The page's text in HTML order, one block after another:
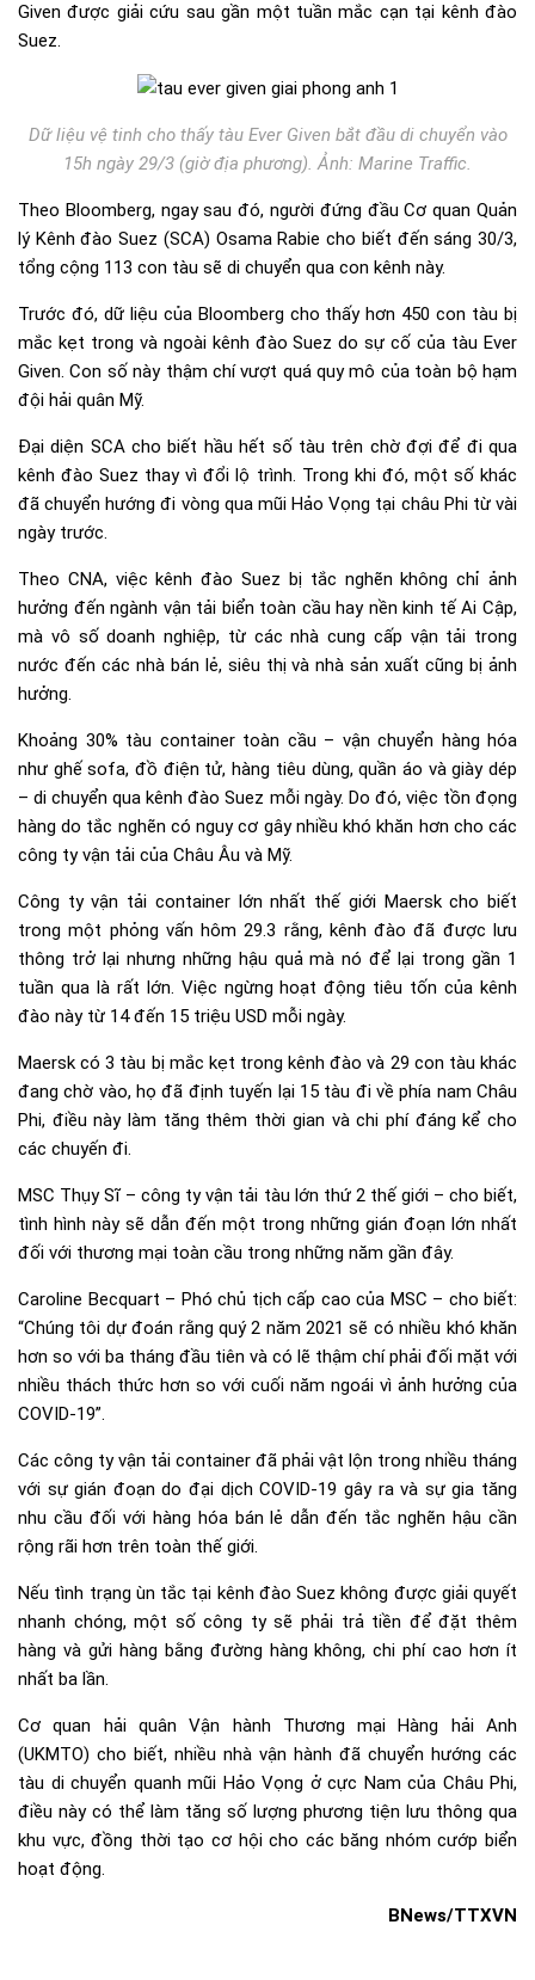
Given được giải cứu sau gần một tuần mắc cạn tại kênh đào
Suez.
Dữ liệu vệ tinh cho thấy tàu Ever Given bắt đầu di chuyển vào
15h ngày 29/3 (giờ địa phương). Ảnh: Marine Traffic.
Theo Bloomberg, ngay sau đó, người đứng đầu Cơ quan Quản
lý Kênh đào Suez (SCA) Osama Rabie cho biết đến sáng 30/3,
tổng cộng 113 con tàu sẽ di chuyển qua con kênh này.
Trước đó, dữ liệu của Bloomberg cho thấy hơn 450 con tàu bị
mắc kẹt trong và ngoài kênh đào Suez do sự cố của tàu Ever
Given. Con số này thậm chí vượt quá quy mô của toàn bộ hạm
đội hải quân Mỹ.
Đại diện SCA cho biết hầu hết số tàu trên chờ đợi để đi qua
kênh đào Suez thay vì đổi lộ trình. Trong khi đó, một số khác
đã chuyển hướng đi vòng qua mũi Hảo Vọng tại châu Phi từ vài
ngày trước.
Theo CNA, việc kênh đào Suez bị tắc nghẽn không chỉ ảnh
hưởng đến ngành vận tải biển toàn cầu hay nền kinh tế Ai Cập,
mà vô số doanh nghiệp, từ các nhà cung cấp vận tải trong
nước đến các nhà bán lẻ, siêu thị và nhà sản xuất cũng bị ảnh
hưởng.
Khoảng 30% tàu container toàn cầu – vận chuyển hàng hóa
như ghế sofa, đồ điện tử, hàng tiêu dùng, quần áo và giày dép
– di chuyển qua kênh đào Suez mỗi ngày. Do đó, việc tồn đọng
hàng do tắc nghẽn có nguy cơ gây nhiều khó khăn hơn cho các
công ty vận tải của Châu Âu và Mỹ.
Công ty vận tải container lớn nhất thế giới Maersk cho biết
trong một phỏng vấn hôm 29.3 rằng, kênh đào đã được lưu
thông trở lại nhưng những hậu quả mà nó để lại trong gần 1
tuần qua là rất lớn. Việc ngừng hoạt động tiêu tốn của kênh
đào này từ 14 đến 15 triệu USD mỗi ngày.
Maersk có 3 tàu bị mắc kẹt trong kênh đào và 29 con tàu khác
đang chờ vào, họ đã định tuyến lại 15 tàu đi về phía nam Châu
Phi, điều này làm tăng thêm thời gian và chi phí đáng kể cho
các chuyến đi.
MSC Thụy Sĩ – công ty vận tải tàu lớn thứ 2 thế giới – cho biết,
tình hình này sẽ dẫn đến một trong những gián đoạn lớn nhất
đối với thương mại toàn cầu trong những năm gần đây.
Caroline Becquart – Phó chủ tịch cấp cao của MSC – cho biết:
“Chúng tôi dự đoán rằng quý 2 năm 2021 sẽ có nhiều khó khăn
hơn so với ba tháng đầu tiên và có lẽ thậm chí phải đối mặt với
nhiều thách thức hơn so với cuối năm ngoái vì ảnh hưởng của
COVID-19”.
Các công ty vận tải container đã phải vật lộn trong nhiều tháng
với sự gián đoạn do đại dịch COVID-19 gây ra và sự gia tăng
nhu cầu đối với hàng hóa bán lẻ dẫn đến tắc nghẽn hậu cần
rộng rãi hơn trên toàn thế giới.
Nếu tình trạng ùn tắc tại kênh đào Suez không được giải quyết
nhanh chóng, một số công ty sẽ phải trả tiền để đặt thêm
hàng và gửi hàng bằng đường hàng không, chi phí cao hơn ít
nhất ba lần.
Cơ quan hải quân Vận hành Thương mại Hàng hải Anh
(UKMTO) cho biết, nhiều nhà vận hành đã chuyển hướng các
tàu di chuyển quanh mũi Hảo Vọng ở cực Nam của Châu Phi,
điều này có thể làm tăng số lượng phương tiện lưu thông qua
khu vực, đồng thời tạo cơ hội cho các băng nhóm cướp biển
hoạt động.
BNews/TTXVN